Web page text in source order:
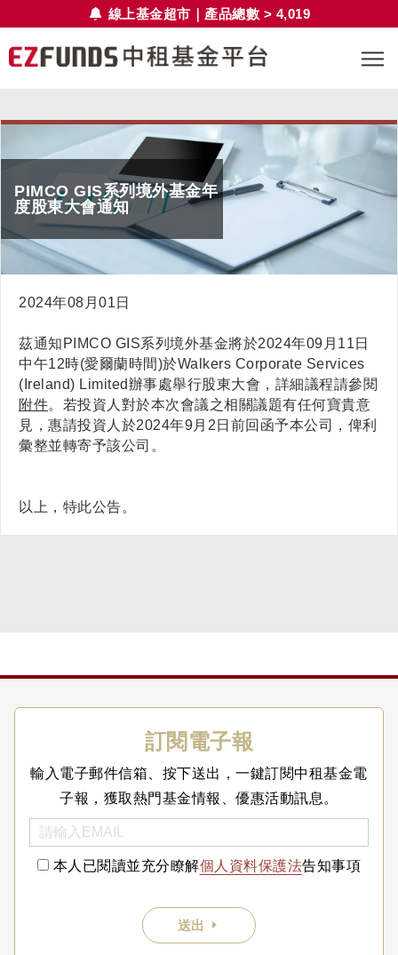
線上基金超市｜產品總數 > 4,019
PIMCO GIS系列境外基金年
度股東大會通知
2024年08月01日
茲通知PIMCO GIS系列境外基金將於2024年09月11日
中午12時(愛爾蘭時間)於Walkers Corporate Services
(Ireland) Limited辦事處舉行股東大會，詳細議程請參閱
附件。若投資人對於本次會議之相關議題有任何寶貴意
見，惠請投資人於2024年9月2日前回函予本公司，俾利
彙整並轉寄予該公司。
以上，特此公告。
訂閱電子報
輸入電子郵件信箱、按下送出，一鍵訂閱中租基金電
子報，獲取熱門基金情報、優惠活動訊息。
本人已閱讀並充分瞭解個人資料保護法告知事項
送出